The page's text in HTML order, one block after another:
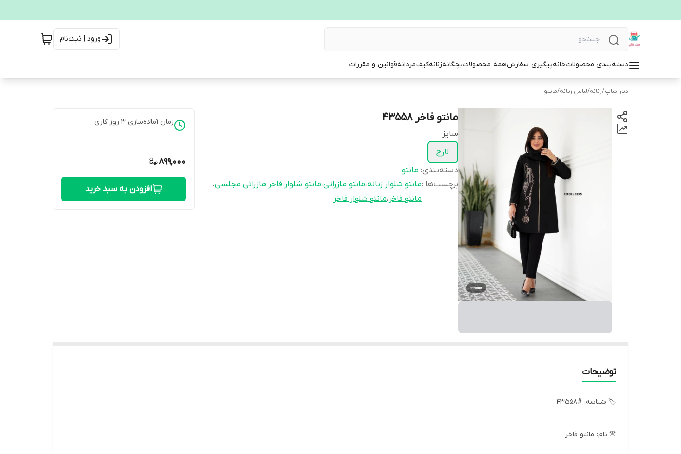
ورود | ثبت‌نام
دسته‌بندی محصولاتخانهپیگیری سفارشهمه محصولاتبچگانهزنانهکیفمردانهقوانین و مقررات
دیار شاپ/زنانه/لباس زنانه/مانتو
مانتو فاخر 43558
سایز
لارج
دسته‌بندی: مانتو
برچسب‌ها :مانتو شلوار زنانه،مانتو مازراتی،مانتو شلوار فاخر مازراتی مجلسی،
مانتو فاخر ،مانتو شلوار فاخر
زمان آماده‌سازی 3 روز کاری
899,000
افزودن به سبد خرید
توضیحات
🏷 شناسه: #43558
👚 نام: مانتو فاخر